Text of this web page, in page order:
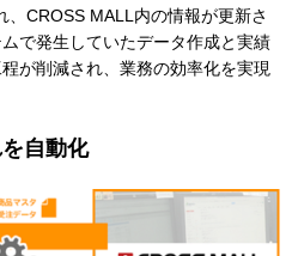
、CROSS MALL内の情報が更新さ
で発生していたデータ作成と実績
が削減され、業務の効率化を実現
自動化